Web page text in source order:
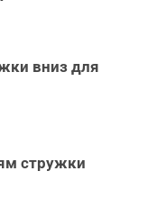
вниз для
стружки